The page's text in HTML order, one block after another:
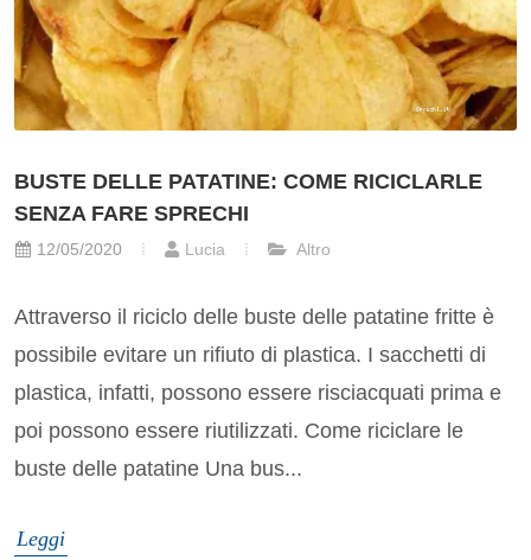
BUSTE DELLE PATATINE: COME RICICLARLE
SENZA FARE SPRECHI
12/05/2020 Lucia Altro
Attraverso il riciclo delle buste delle patatine fritte è
possibile evitare un rifiuto di plastica. I sacchetti di
plastica, infatti, possono essere risciacquati prima e
poi possono essere riutilizzati. Come riciclare le
buste delle patatine Una bus...
Leggi